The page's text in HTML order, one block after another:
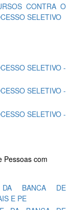
CONTRA O
SELETIVO
SELETIVO -
SELETIVO -
SELETIVO -
Pessoas com
DA BANCA DE
E PE